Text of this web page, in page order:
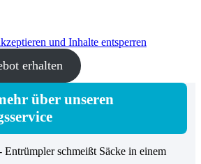
und Inhalte entsperren
erhalten
über unseren